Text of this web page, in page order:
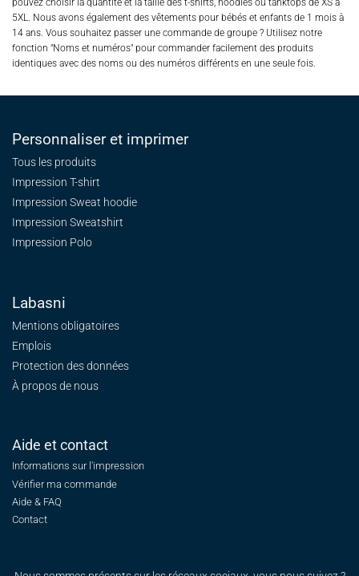
pouvez choisir la quantité et la taille des t-shirts, hoodies ou tanktops de XS à
5XL. Nous avons également des vêtements pour bébés et enfants de 1 mois à
14 ans. Vous souhaitez passer une commande de groupe ? Utilisez notre
fonction "Noms et numéros" pour commander facilement des produits
identiques avec des noms ou des numéros différents en une seule fois.
Personnaliser et imprimer
Tous les produits
Impression T-shirt
Impression Sweat hoodie
Impression Sweatshirt
Impression Polo
Labasni
Mentions obligatoires
Emplois
Protection des données
À propos de nous
Aide et contact
Informations sur l'impression
Vérifier ma commande
Aide & FAQ
Contact